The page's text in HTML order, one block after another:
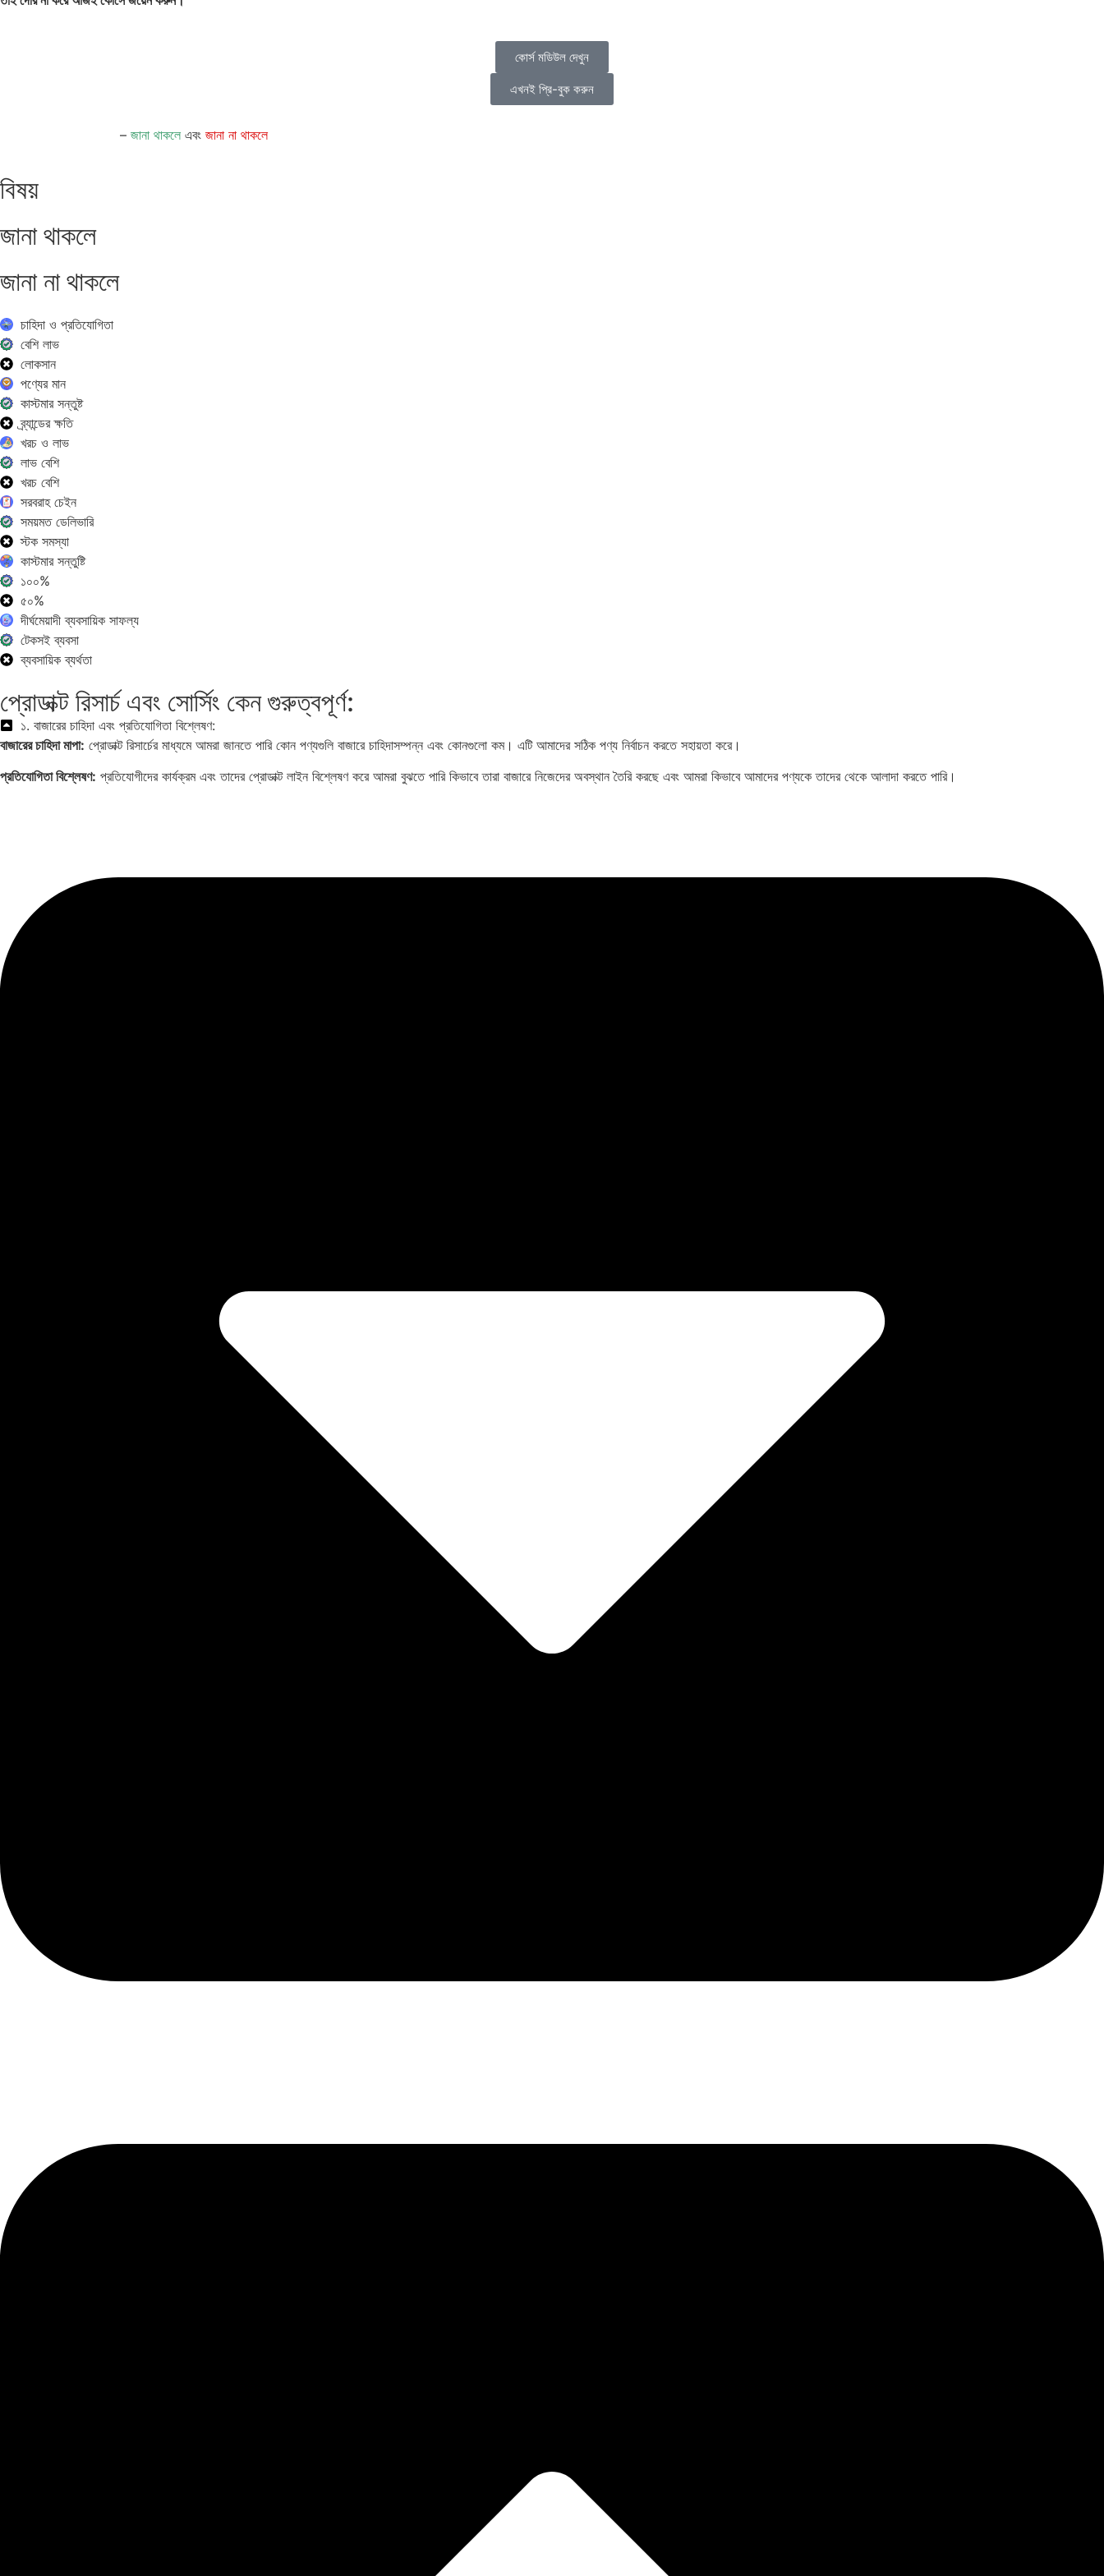
কোর্স মডিউল দেখুন
এখনই প্রি-বুক করুন
– জানা থাকলে এবং জানা না থাকলে
বিষয়
জানা থাকলে
জানা না থাকলে
চাহিদা ও প্রতিযোগিতা
বেশি লাভ
লোকসান
পণ্যের মান
কাস্টমার সন্তুষ্ট
ব্র্যান্ডের ক্ষতি
খরচ ও লাভ
লাভ বেশি
খরচ বেশি
সরবরাহ চেইন
সময়মত ডেলিভারি
স্টক সমস্যা
কাস্টমার সন্তুষ্টি
১০০%
৫০%
দীর্ঘমেয়াদী ব্যবসায়িক সাফল্য
টেকসই ব্যবসা
ব্যবসায়িক ব্যর্থতা
প্রোডাক্ট রিসার্চ এবং সোর্সিং কেন গুরুত্বপূর্ণ:
১. বাজারের চাহিদা এবং প্রতিযোগিতা বিশ্লেষণ:
বাজারের চাহিদা মাপা: প্রোডাক্ট রিসার্চের মাধ্যমে আমরা জানতে পারি কোন পণ্যগুলি বাজারে চাহিদাসম্পন্ন এবং কোনগুলো কম। এটি আমাদের সঠিক পণ্য নির্বাচন করতে সহায়তা করে।
প্রতিযোগিতা বিশ্লেষণ: প্রতিযোগীদের কার্যক্রম এবং তাদের প্রোডাক্ট লাইন বিশ্লেষণ করে আমরা বুঝতে পারি কিভাবে তারা বাজারে নিজেদের অবস্থান তৈরি করছে এবং আমরা কিভাবে আমাদের পণ্যকে তাদের থেকে আলাদা করতে পারি।